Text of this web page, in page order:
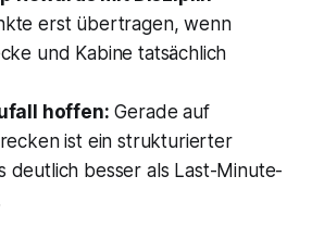
erst übertragen, wenn
und Kabine tatsächlich
hoffen: Gerade auf
ist ein strukturierter
deutlich besser als Last-Minute-